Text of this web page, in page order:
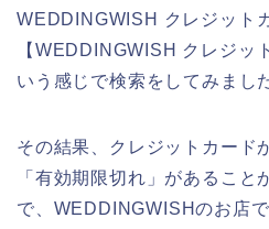
WEDDINGWISH クレジット
【WEDDINGWISH クレジ
いう感じで検索をしてみまし
その結果、クレジットカード
「有効期限切れ」があること
で、WEDDINGWISHのお店